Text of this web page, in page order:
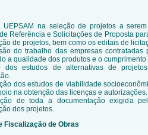
UEPSAM na seleção de projetos a
Referência e Solicitações de Proposta
de projetos, bem como os editais de
do trabalho das empresas
a qualidade dos produtos e o cumprimento
dos estudos de alternativas de
dos estudos de viabilidade
na obtenção das licenças e autorizações.
de toda a documentação exigida
dos projetos.
Fiscalização de Obras